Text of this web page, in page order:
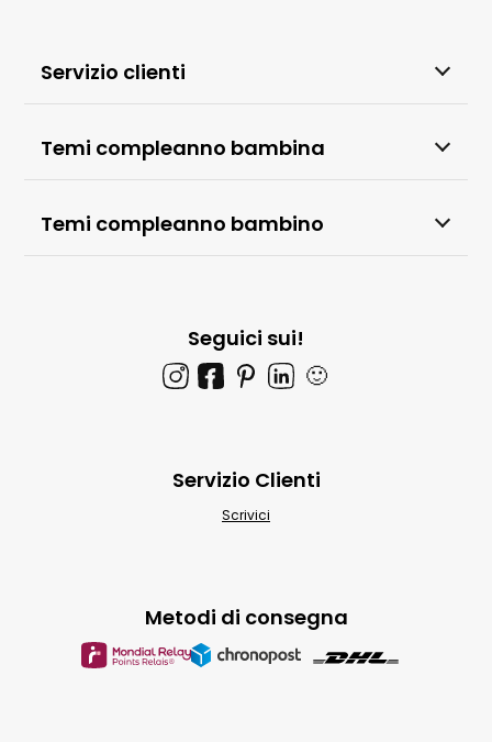
Servizio clienti
Temi compleanno bambina
Temi compleanno bambino
Seguici sui!
🙂
Metodi di consegna
Servizio Clienti
Scrivici